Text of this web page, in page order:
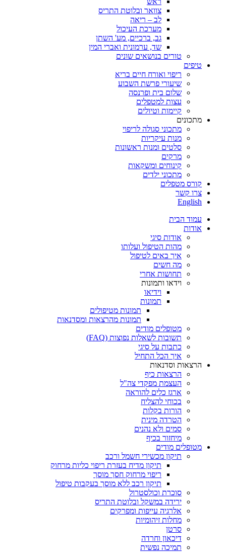
צוואר ובלוטת התריס
לב – ריאה
מערכת העיכול
גב, ברכיים, מע' השתן
שד, ערמונית ואברי המין
טורים בנושאים שונים
טיפים
ריפוי ואורח חיים בריא
שיעורי פרשת השבוע
שלום בית ופרנסה
עצות למטפלים
קיימות וטיולים
מתכונים
מתכוני סגולה לריפוי
מנות עיקריות
סלטים ומנות ראשונות
מרקים
קינוחים ומשקאות
מתכוני ילדים
קורס מטפלים
צרו קשר
English
עמוד הבית
אודות
אודות סיגי
מהות הטיפול ועלותו
איך באים לטיפול
מה חשים
תחושות אחרי
וידאו ותמונות
וידיאו
תמונות
תמונות מטיפולים
תמונות מהרצאות ומסדנאות
מטופלים מודים
תשובות לשאלות נפוצות (FAQ)
כתבות על סיגי
איך הכל התחיל
הרצאות וסדנאות
הרצאות כיף
העצמת מפקדי צה"ל
ארגז כלים להוראה
בכוחי להצליח
הורות בקלות
הטרדה מינית
סמים ולא נהנים
מיחזור בכיף
מטופלים מודים
תיקון מכשירי חשמל ורכב
תיקון מדיח בעזרת ריפוי כליות מרחוק
ריפוי מרחוק חסך מוסך
תיקון רכב ללא מוסך בעקבות טיפול
סוכרת וכולסטרול
ירידה במשקל ובלוטת התריס
אלרגיה עייפות ומפרקים
מחלות זיהומיות
סרטן
דיכאון וחרדה
תמיכה נפשית